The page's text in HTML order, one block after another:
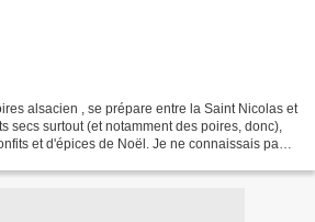
alsacien , se prépare entre la Saint Nicolas et
secs surtout (et notamment des poires, donc),
et d'épices de Noël. Je ne connaissais pas